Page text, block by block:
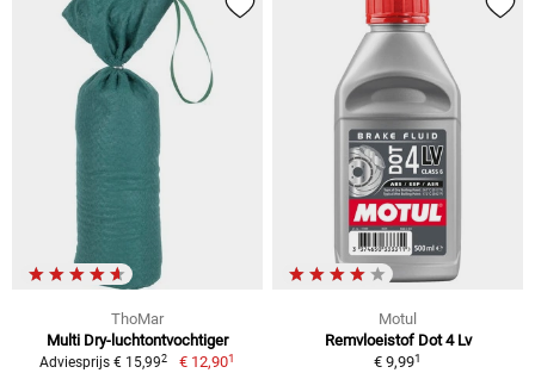
ThoMar
Multi Dry-luchtontvochtiger
Adviesprijs € 15,992 € 12,901
Motul
Remvloeistof Dot 4 Lv
€ 9,991